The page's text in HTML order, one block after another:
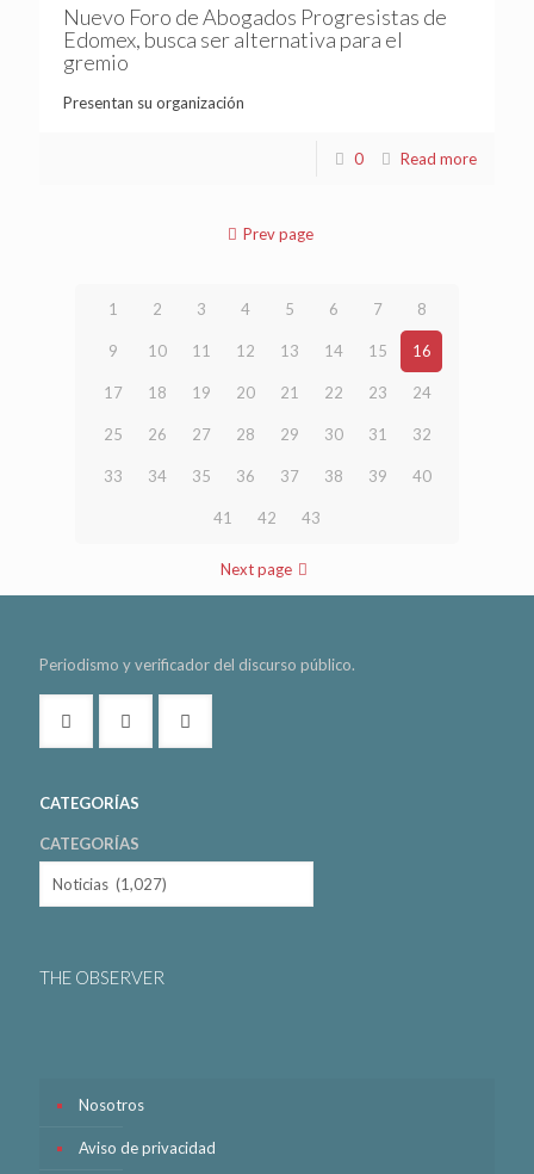
Nuevo Foro de Abogados Progresistas de
Edomex, busca ser alternativa para el
gremio
Presentan su organización
0 Read more
Prev page
1 2 3 4 5 6 7 8
9 10 11 12 13 14 15 16
17 18 19 20 21 22 23 24
25 26 27 28 29 30 31 32
33 34 35 36 37 38 39 40
41 42 43
Next page
Periodismo y verificador del discurso público.
CATEGORÍAS
CATEGORÍAS
THE OBSERVER
Nosotros
Aviso de privacidad